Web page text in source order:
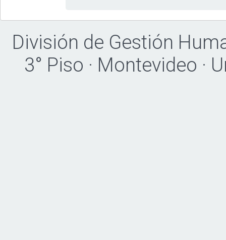
División de Gestión
3° Piso · Montevideo ·